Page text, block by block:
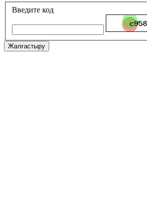
Введите код
Жалғастыру